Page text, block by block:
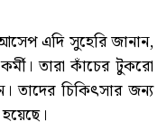
এদি সুহেরি জানান,
তারা কাঁচের টুকরো
তাদের চিকিৎসার জন্য